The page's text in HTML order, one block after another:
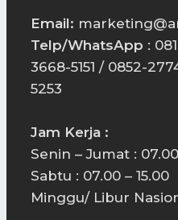
Email:
Telp/WhatsApp :
3668-5151 / 0852-
5253
Jam Kerja :
Senin – Jumat :
Sabtu : 07.00 – 15.00
Minggu/ Libur